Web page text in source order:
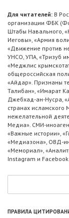
Для читателей: В
организации ФБК
Штабы Навального,
Иеговы», «Армия
«Движение против
УНСО, УПА, «Тризуб
«Меджлис
общероссийская
«Айдар». Признаны
Талибан», «Имарат
Джебхад-ан-Нусра,
странах исламского
нежелательной
Медиа». СМИ-
«Важные истории»,
«Медиазона», ОВД-
«Мемориал»,
Instagram и
ПРАВИЛА